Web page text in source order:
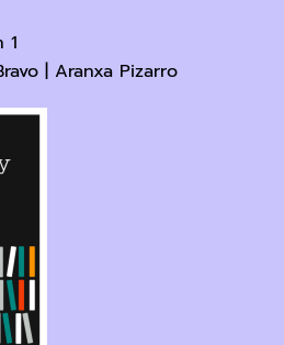
1
| Aranxa Pizarro